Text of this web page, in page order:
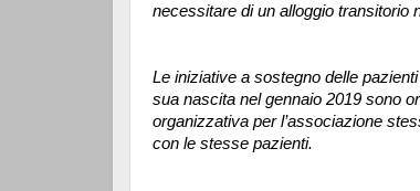
necessitare di un alloggio transitorio
Le iniziative a sostegno delle
sua nascita nel gennaio 2019 sono
organizzativa per l’associazione
con le stesse pazienti.